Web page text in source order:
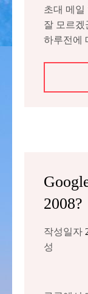
초대 메일
잘 모르겠
하루전에
2008?
작성일자
성